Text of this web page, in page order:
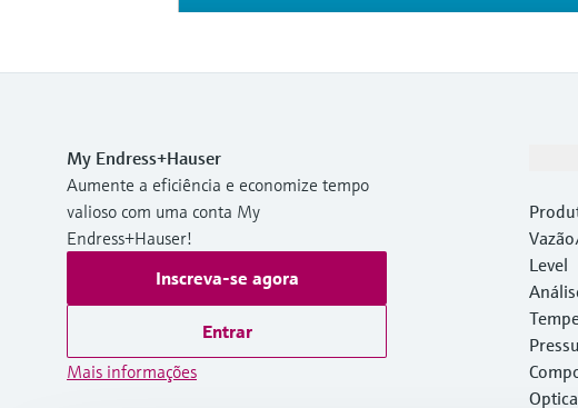
My Endress+Hauser
Aumente a eficiência e economize tempo
valioso com uma conta My
Endress+Hauser!
Inscreva-se agora
Entrar
Mais informações
Level